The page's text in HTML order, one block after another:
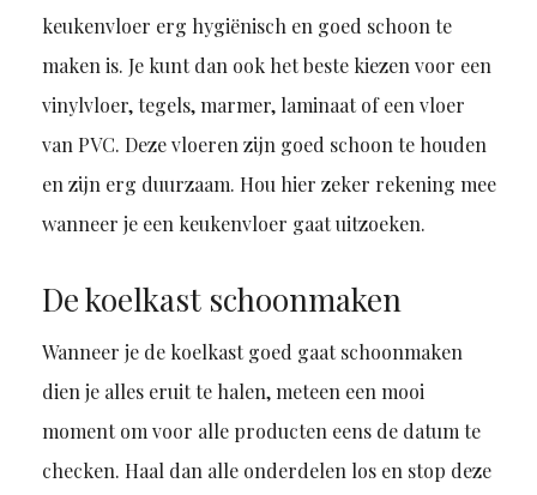
keukenvloer erg hygiënisch en goed schoon te
maken is. Je kunt dan ook het beste kiezen voor een
vinylvloer, tegels, marmer, laminaat of een vloer
van PVC. Deze vloeren zijn goed schoon te houden
en zijn erg duurzaam. Hou hier zeker rekening mee
wanneer je een keukenvloer gaat uitzoeken.
De koelkast schoonmaken
Wanneer je de koelkast goed gaat schoonmaken
dien je alles eruit te halen, meteen een mooi
moment om voor alle producten eens de datum te
checken. Haal dan alle onderdelen los en stop deze